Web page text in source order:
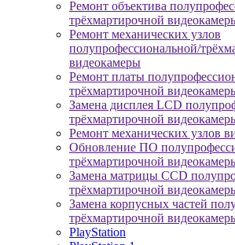
Ремонт объектива
трёхмартирочной
Ремонт механических узлов
полупрофессиональной/
видеокамеры
Ремонт платы
трёхмартирочной
Замена дисплея LCD
трёхмартирочной
Ремонт механических узлов
Обновление ПО
трёхмартирочной
Замена матрицы CCD
трёхмартирочной
Замена корпусных частей
трёхмартирочной
PlayStation